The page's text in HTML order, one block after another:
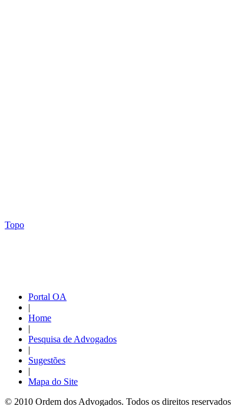
Topo
Portal OA
|
Home
|
Pesquisa de Advogados
|
Sugestões
|
Mapa do Site
© 2010 Ordem dos Advogados. Todos os direitos